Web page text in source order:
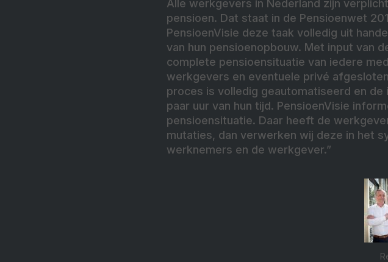
Alle werkgevers in Nederland zijn
pensioen. Dat staat in de Pensioenwet
PensioenVisie deze taak volledig uit
van hun pensioenopbouw. Met input van
complete pensioensituatie van iedere
werkgevers en eventuele privé
proces is volledig geautomatiseerd en
paar uur van hun tijd. PensioenVisie
pensioensituatie. Daar heeft de
mutaties, dan verwerken wij deze in het
werknemers en de werkgever.”